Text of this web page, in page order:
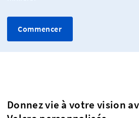
Commencer
Donnez vie à votre vision